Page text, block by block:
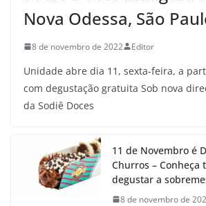
Nova Odessa, São
8 de novembro de 2022 Editor
Unidade abre dia 11, sexta-feira, a
com degustação gratuita Sob nova
da Sodiê Doces
11 de Novembro é
Churros – Conheça
degustar a
8 de novembro de